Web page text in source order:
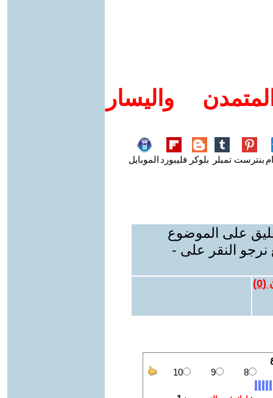
واليسار
بنترست تمبلر بلوكر فليبورد الموبايل
على الموضوع
نرجو النقر على -
(
0
)